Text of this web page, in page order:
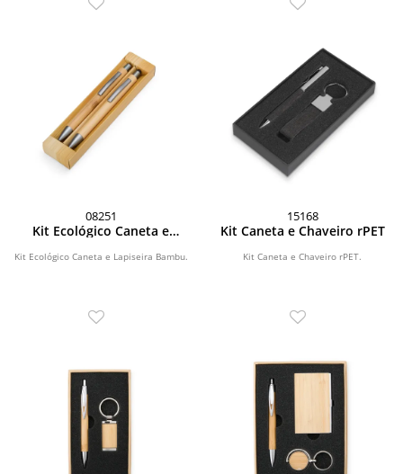
08251
Kit Ecológico Caneta e
Kit Ecológico Caneta e Lapiseira Bambu.
15168
Kit Caneta e Chaveiro rPET
Kit Caneta e Chaveiro rPET.